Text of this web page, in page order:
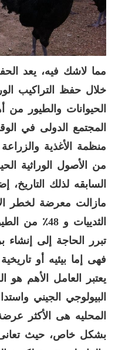
مما لاشك فيه، يعد
خلال حفظ التراكيب
الحيوانات والطيور من
المجتمع الدولى في
منظمة الأغذية
من الأصول الوراثية
السابقه لذلك
مازالت معرضة لخطر
الثدييات و 48٪ من
تبرر الحاجة إلى إنشاء
فهى إما بيئيه أو
يعتبر العامل الأهم
البيولوجي الجيني
المحليه هى الأكثر
بشكل خاص، حيث